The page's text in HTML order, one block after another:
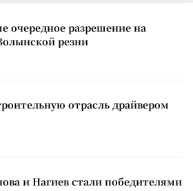
очередное разрешение на
резни
отрасль драйвером
и Нагиев стали победителями